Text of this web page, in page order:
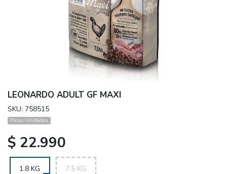
LEONARDO ADULT GF MAXI
SKU: 758515
Pocas Unidades.
$ 22.990
1.8 KG 7.5 KG